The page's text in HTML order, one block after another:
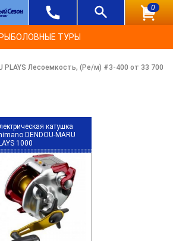
0
РЫБОЛОВНЫЕ ТУРЫ
PLAYS Лесоемкость, (Ре/м) #3-400 от 33 700
катушка
DENDOU-MARU
1000